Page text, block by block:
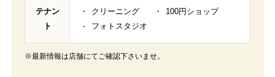
テナン
ト
クリーニング
100円ショップ
フォトスタジオ
※最新情報は店舗にてご確認下さいませ。